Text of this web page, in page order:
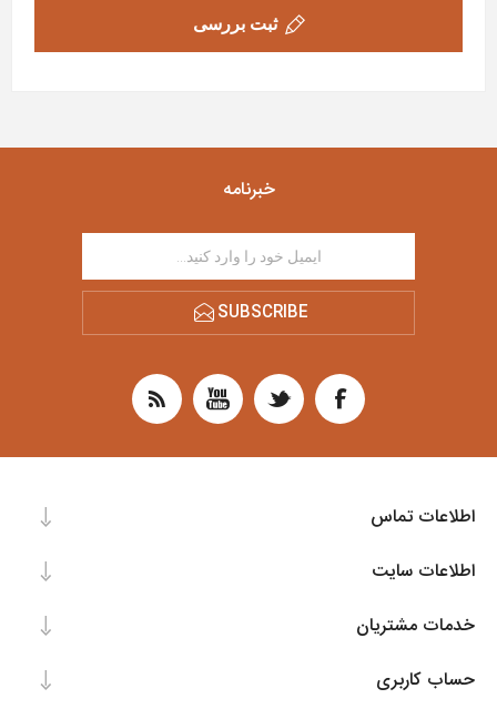
ثبت بررسی
خبرنامه
SUBSCRIBE
اطلاعات تماس
اطلاعات سایت
خدمات مشتریان
حساب کاربری